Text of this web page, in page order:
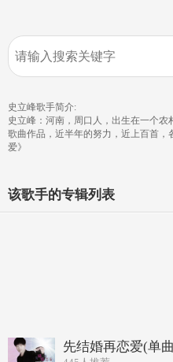
史立峰歌手简介:
史立峰：河南，周口人，出生在一个农
歌曲作品，近半年的努力，近上百首
爱》
该歌手的专辑列表
先结婚再恋爱(单